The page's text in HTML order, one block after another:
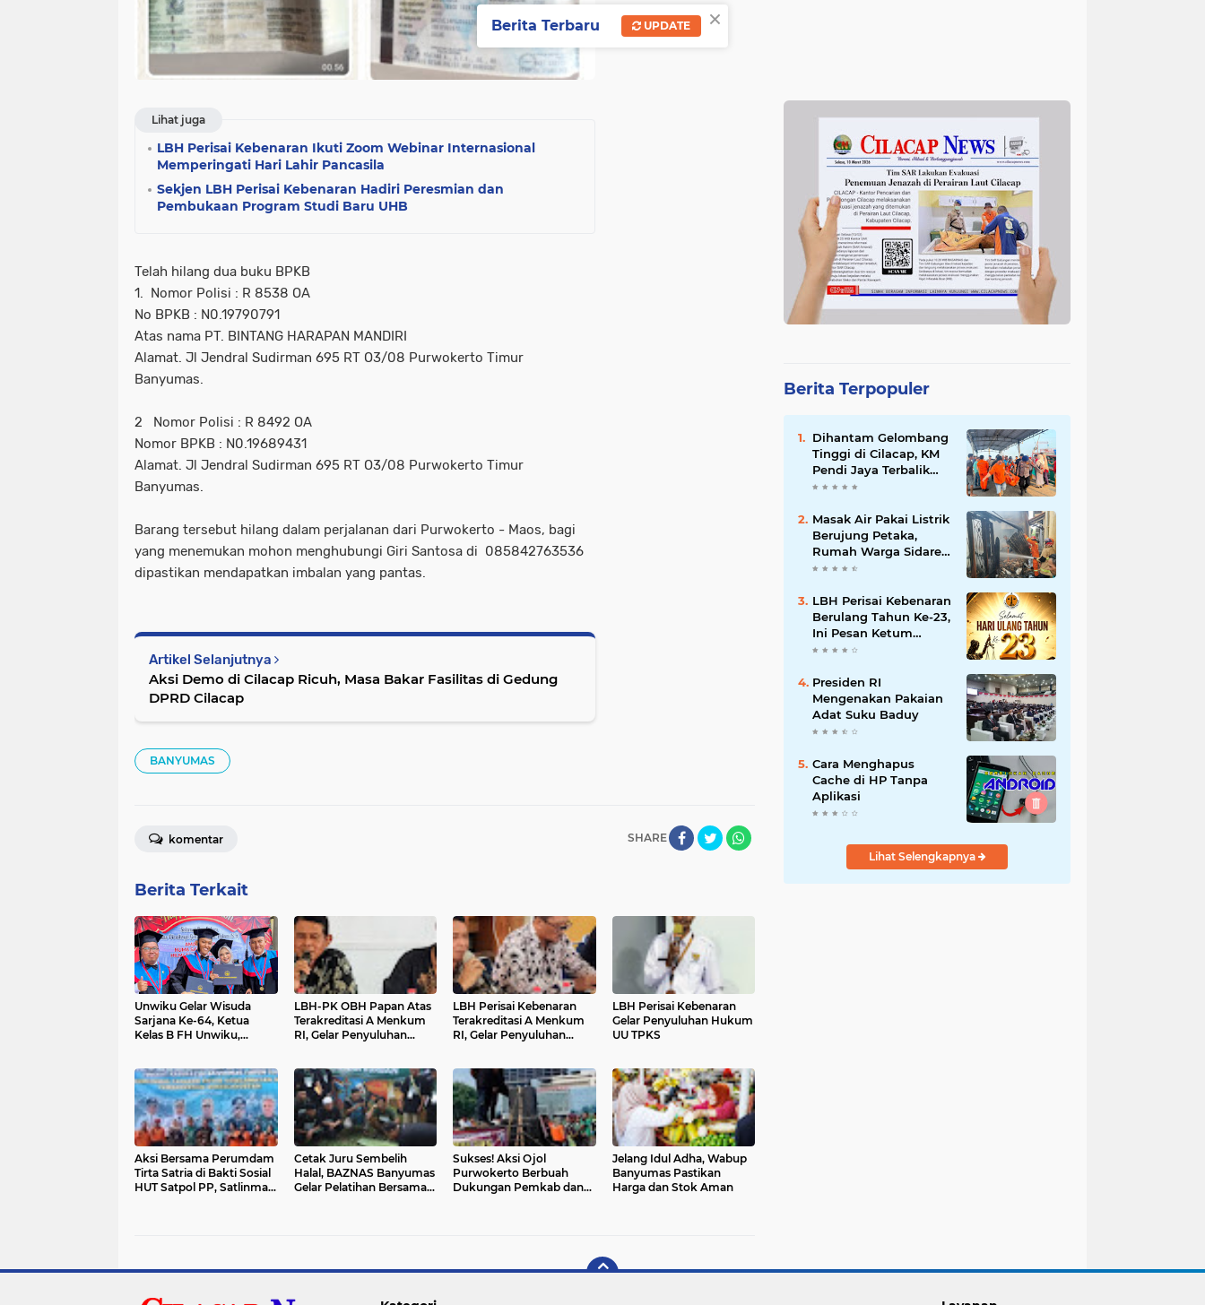
Lihat juga
LBH Perisai Kebenaran Ikuti Zoom Webinar Internasional
Memperingati Hari Lahir Pancasila
Sekjen LBH Perisai Kebenaran Hadiri Peresmian dan
Pembukaan Program Studi Baru UHB
Telah hilang dua buku BPKB
1. Nomor Polisi : R 8538 OA
No BPKB : N0.19790791
Atas nama PT. BINTANG HARAPAN MANDIRI
Alamat. Jl Jendral Sudirman 695 RT O3/08 Purwokerto Timur
Banyumas.
2 Nomor Polisi : R 8492 OA
Nomor BPKB : N0.19689431
Alamat. Jl Jendral Sudirman 695 RT O3/08 Purwokerto Timur
Banyumas.
Barang tersebut hilang dalam perjalanan dari Purwokerto - Maos, bagi
yang menemukan mohon menghubungi Giri Santosa di 085842763536
dipastikan mendapatkan imbalan yang pantas.
Artikel Selanjutnya
Aksi Demo di Cilacap Ricuh, Masa Bakar Fasilitas di Gedung
DPRD Cilacap
BANYUMAS
SHARE
komentar
Berita Terkait
Unwiku Gelar Wisuda
Sarjana Ke-64, Ketua
Kelas B FH Unwiku,
Selawase Urip
LBH-PK OBH Papan Atas
Terakreditasi A Menkum
RI, Gelar Penyuluhan
LBH Perisai Kebenaran
Terakreditasi A Menkum
RI, Gelar Penyuluhan
LBH Perisai Kebenaran
Gelar Penyuluhan Hukum
UU TPKS
Aksi Bersama Perumdam
Tirta Satria di Bakti Sosial
HUT Satpol PP, Satlinmas,
Cetak Juru Sembelih
Halal, BAZNAS Banyumas
Gelar Pelatihan Bersama
Sukses! Aksi Ojol
Purwokerto Berbuah
Dukungan Pemkab dan
Jelang Idul Adha, Wabup
Banyumas Pastikan
Harga dan Stok Aman
Berita Terpopuler
Dihantam Gelombang
Tinggi di Cilacap, KM
Pendi Jaya Terbalik
dan Tewaskan 2 ABK
Masak Air Pakai Listrik
Berujung Petaka,
Rumah Warga Sidareja
Cilacap Hangus
LBH Perisai Kebenaran
Berulang Tahun Ke-23,
Ini Pesan Ketum
H.Sugeng,SH.,MSI
Presiden RI
Mengenakan Pakaian
Adat Suku Baduy
Cara Menghapus
Cache di HP Tanpa
Aplikasi
Lihat Selengkapnya
×
Berita Terbaru UPDATE